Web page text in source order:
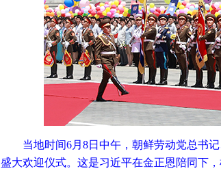
当地时间6月8日中午，朝鲜劳动党总书
盛大欢迎仪式。这是习近平在金正恩陪同下